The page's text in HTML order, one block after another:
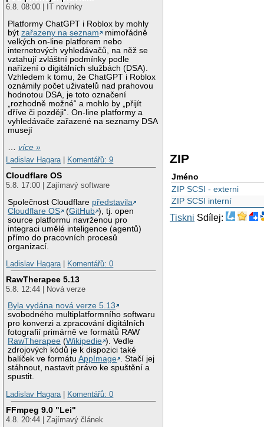
6.8. 08:00 | IT novinky
Platformy ChatGPT i Roblox by mohly
býtzařazeny na seznam
mimořádně
velkých on-line platforem nebo
internetových vyhledávačů, na něž se
vztahují zvláštní podmínky podle
nařízení o digitálních službách (DSA).
Vzhledem k tomu, že ChatGPT i Roblox
oznámily počet uživatelů nad prahovou
hodnotou DSA, je toto označení
„rozhodně možné“ a mohlo by „přijít
dříve či později“. On-line platformy a
vyhledávače zařazené na seznamy DSA
musejí
…více »
Ladislav Hagara| Komentářů: 9
Cloudflare OS
5.8. 17:00 | Zajímavý software
Společnost Cloudflare představila
Cloudflare OS
(GitHub ), tj. open
source platformu navrženou pro
integraci umělé inteligence (agentů)
přímo do pracovních procesů
organizací.
Ladislav Hagara| Komentářů: 0
RawTherapee 5.13
5.8. 12:44 | Nová verze
Byla vydána nová verze 5.13
svobodného multiplatformního softwaru
pro konverzi a zpracování digitálních
fotografií primárně ve formátů RAW
RawTherapee (Wikipedie ). Vedle
zdrojových kódů je k dispozici také
balíček ve formátuAppImage . Stačí jej
stáhnout, nastavit právo ke spuštění a
spustit.
Ladislav Hagara| Komentářů: 0
FFmpeg 9.0 "Lei"
4.8. 20:44 | Zajímavý článek
ZIP
Jméno
ZIP SCSI - externi
ZIP SCSI interní
Tiskni Sdílej: